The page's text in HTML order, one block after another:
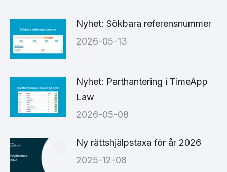
Nyhet: Sökbara referensnummer
2026-05-13
Nyhet: Parthantering i TimeApp
Law
2026-05-08
Ny rättshjälpstaxa för år 2026
2025-12-08